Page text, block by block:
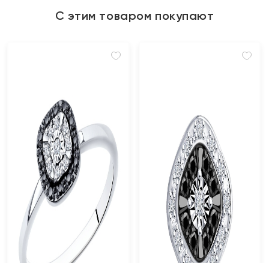
С этим товаром покупают